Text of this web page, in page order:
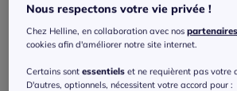
Exclu web
Nous respectons votre vie privée !
Chez Helline, en collaboration avec nospartenaires
cookies afin d'améliorer notre site internet.
Certains sontessentiels et ne requièrent pas votre
D'autres, optionnels, nécessitent votre accord pour :